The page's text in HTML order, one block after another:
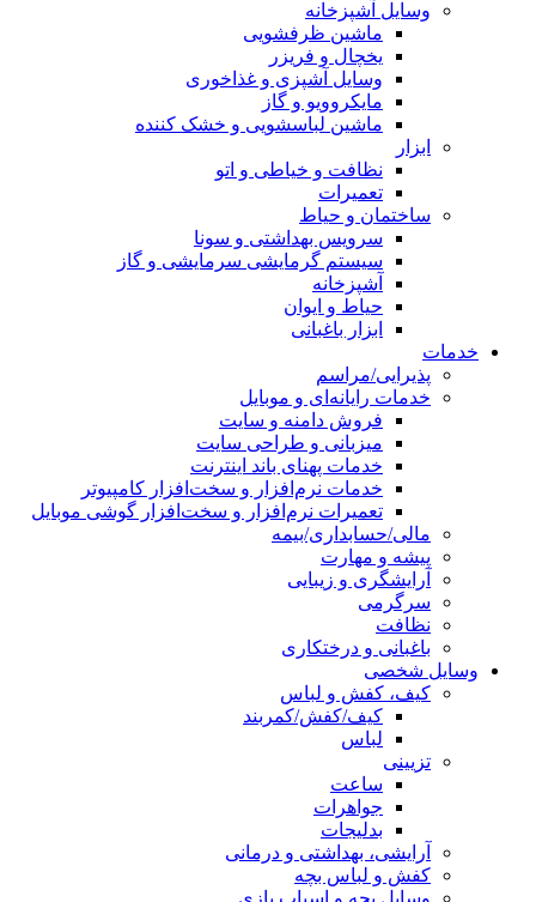
وسایل آشپزخانه
ماشین ظرفشویی
یخچال و فریزر
وسایل آشپزی و غذاخوری
مایکروویو و گاز
ماشین لباسشویی و خشک کننده
ابزار
نظافت و خیاطی و اتو
تعمیرات
ساختمان و حیاط
سرویس بهداشتی و سونا
سیستم گرمایشی سرمایشی و گاز
آشپزخانه
حیاط و ایوان
ابزار باغبانی
خدمات
پذیرایی/مراسم
خدمات رایانه‌ای و موبایل
فروش دامنه و سایت
میزبانی و طراحی سایت
خدمات پهنای باند اینترنت
خدمات نرم‌افزار و سخت‌افزار کامپیوتر
تعمیرات نرم‌افزار و سخت‌افزار گوشی موبایل
مالی/حسابداری/بیمه
پیشه و مهارت
آرایشگری و زیبایی
سرگرمی
نظافت
باغبانی و درختکاری
وسایل شخصی
کیف، کفش و لباس
کیف/کفش/کمربند
لباس
تزیینی
ساعت
جواهرات
بدلیجات
آرایشی، بهداشتی و درمانی
کفش و لباس بچه